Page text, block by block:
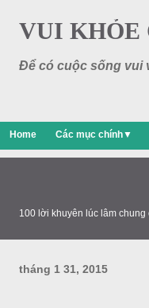
VUI KHỎE
Để có cuộc sống vui
Home Các mục chính▼
100 lời khuyên lúc lâm chung
tháng 1 31, 2015